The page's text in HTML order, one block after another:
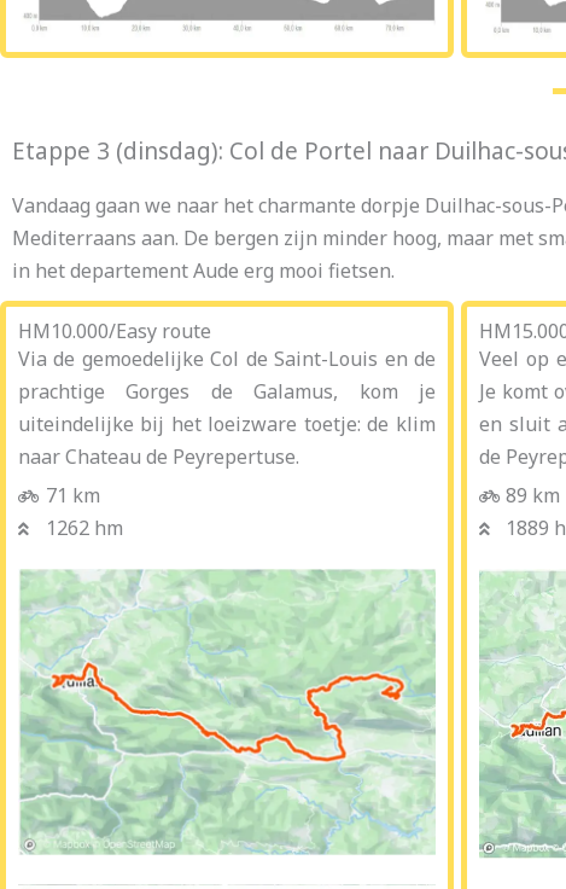
Etappe 3 (dinsdag): Col de Portel naar Duilhac-
Vandaag gaan we naar het charmante dorpje Duilhac-
Mediterraans aan. De bergen zijn minder hoog, maar met
in het departement Aude erg mooi fietsen.
HM10.000/Easy route
Via de gemoedelijke Col de Saint-Louis en de
prachtige Gorges de Galamus, kom je
uiteindelijke bij het loeizware toetje: de klim
naar Chateau de Peyrepertuse.
71 km
1262 hm
Veel op
Je komt
en sluit
de
89 km
1889